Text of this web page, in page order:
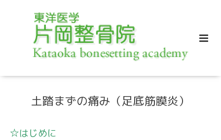
土踏まずの痛み（足底筋膜炎）
☆はじめに